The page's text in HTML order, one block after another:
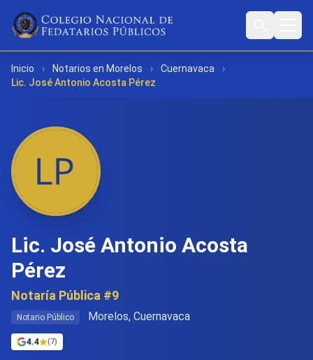
Inicio › Notarios en Morelos › Cuernavaca
›
Lic. José Antonio Acosta Pérez
Lic. José Antonio Acosta
Pérez
Notaría Pública #9
Notario Público Morelos, Cuernavaca
4.4 (7)